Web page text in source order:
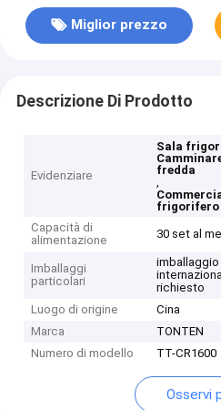
Miglior prezzo
Descrizione Di Prodotto
Evidenziare
Sala
fredda
,
frigorifero
Capacità di
alimentazione
30 set al
Imballaggi
particolari
richiesto
Luogo di origine
Cina
Marca
TONTEN
Numero di modello
TT-CR1600
Osservi